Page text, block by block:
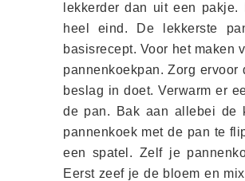
lekkerder dan uit een
heel eind. De lekkerste
basisrecept. Voor het maken
pannenkoekpan. Zorg
beslag in doet. Verwarm er
de pan. Bak aan allebei de
pannenkoek met de pan te
een spatel. Zelf je
Eerst zeef je de bloem en